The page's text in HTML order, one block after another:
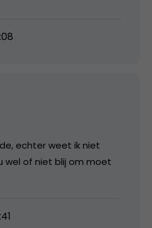
echter weet ik niet
wel of niet blij om moet